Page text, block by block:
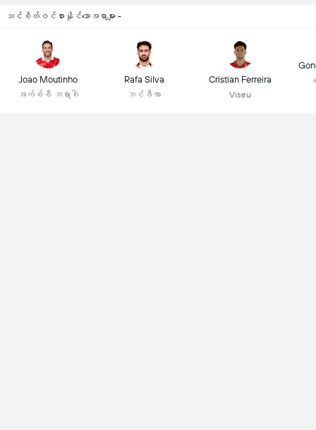
သင်စိတ်ဝင်စားနိုင်သောအရာများ -
Joao Moutinho
အက်စ်စီ ဘရာဂါ
Rafa Silva
ဘင်ဖီကာ
Cristian Ferreira
Viseu